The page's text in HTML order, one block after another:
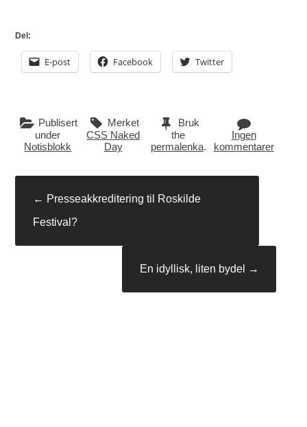
Del:
E-post Facebook Twitter
Publisert
under
Notisblokk
Merket
CSS Naked
Day
Bruk
the
permalenka.
Ingen
kommentarer
Innleggsnavigasjon
← Presseakkreditering til Roskilde
Festival?
En idyllisk, liten bydel →